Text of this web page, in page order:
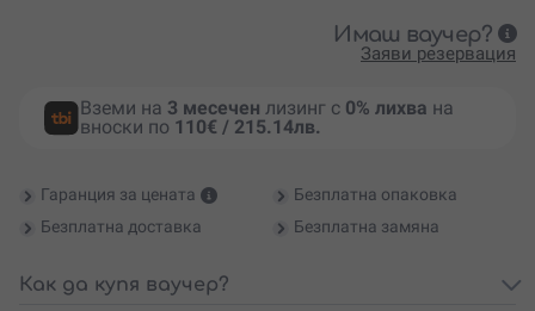
Имаш ваучер?
Заяви резервация
Вземи на 3 месечен лизинг с 0% лихва на
вноски по 110€ / 215.14лв.
Гаранция за цената
Безплатна опаковка
Безплатна доставка
Безплатна замяна
Как да купя ваучер?